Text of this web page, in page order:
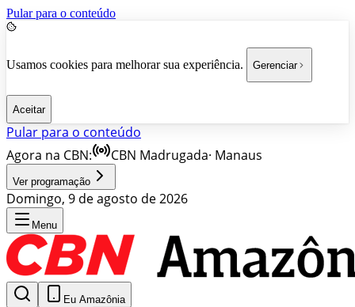
Pular para o conteúdo
Usamos cookies para melhorar sua experiência. Gerenciar
Aceitar
Pular para o conteúdo
Agora na CBN:
CBN Madrugada· Manaus
Ver programação
Domingo, 9 de agosto de 2026
Menu
Eu Amazônia